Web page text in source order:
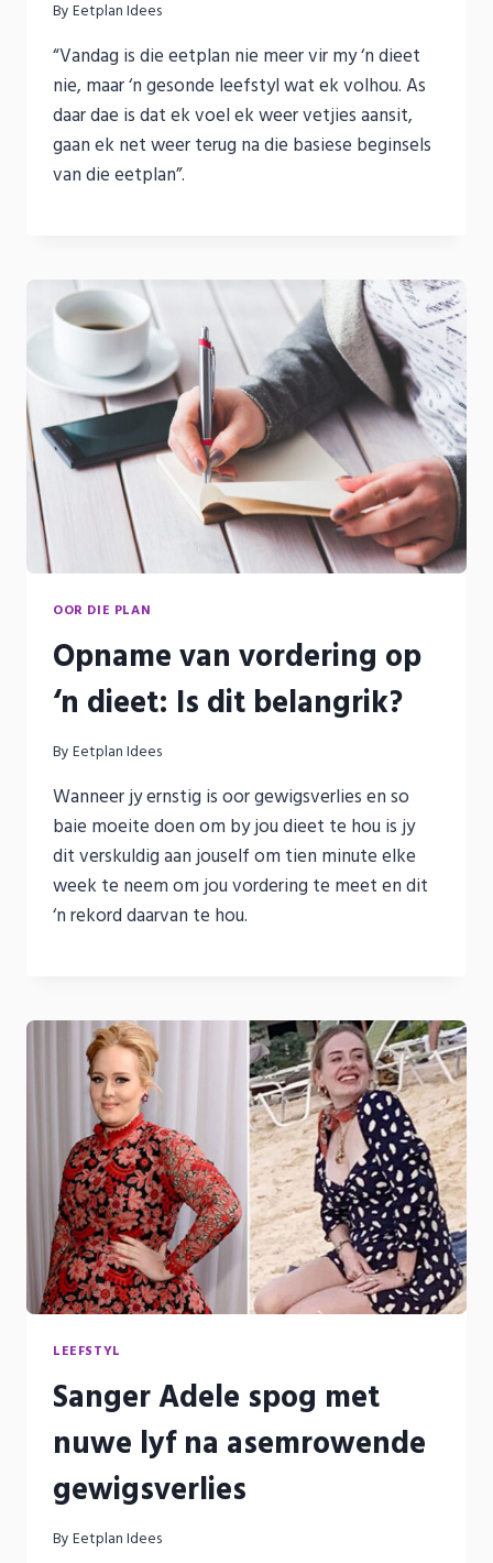
By Eetplan Idees
“Vandag is die eetplan nie meer vir my ‘n dieet
nie, maar ‘n gesonde leefstyl wat ek volhou. As
daar dae is dat ek voel ek weer vetjies aansit,
gaan ek net weer terug na die basiese beginsels
van die eetplan”.
OOR DIE PLAN
Opname van vordering op
‘n dieet: Is dit belangrik?
By Eetplan Idees
Wanneer jy ernstig is oor gewigsverlies en so
baie moeite doen om by jou dieet te hou is jy
dit verskuldig aan jouself om tien minute elke
week te neem om jou vordering te meet en dit
‘n rekord daarvan te hou.
LEEFSTYL
Sanger Adele spog met
nuwe lyf na asemrowende
gewigsverlies
By Eetplan Idees